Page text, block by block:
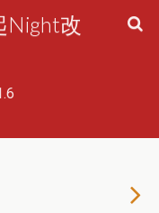
Night改